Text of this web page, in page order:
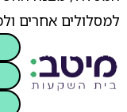
למסלולים אחרים